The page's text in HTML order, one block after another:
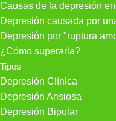
Causas de la depresión
Depresión causada por
Depresión por "ruptura
¿Cómo superarla?
Tipos
Depresión Clínica
Depresión Ansiosa
Depresión Bipolar